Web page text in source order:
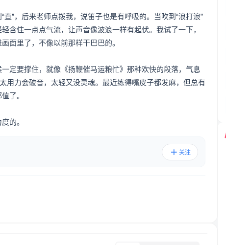
”，后来老师点拨我，说笛子也是有呼吸的。当吹到“浪打浪”
含住一点点气流，让声音像波浪一样有起伏。我试了一下，
面里了，不像以前那样干巴巴的。
定要撑住，就像《扬鞭催马运粮忙》那种欢快的段落，气息
用力会破音，太轻又没灵魂。最近练得嘴皮子都发麻，但总有
了。
的。
关注